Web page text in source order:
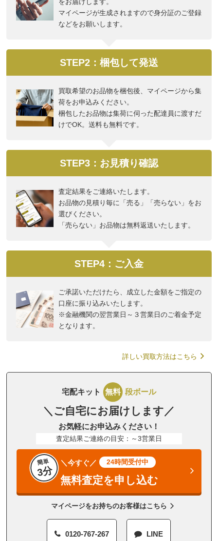
マイページが生成されますので身分証のご登録
などをお願いします。
STEP2：梱包して発送
買取希望のお品物を梱包後、マイページから集
荷をお申込みください。
梱包したお品物は集荷に伺った配達員に渡すだ
けでOK。送料も無料です。
STEP3：お見積り確認
査定結果をご連絡いたします。
お品物の見積り毎に「売る」「売らない」をお
選びください。
「売らない」お品物は無料返送いたします。
STEP4：ご入金
ご承諾いただけたら、成立した金額をご指定の
口座に振り込みいたします。
※金融機関の翌営業日～３営業日のご着金予定
となります。
詳しい買取方法はこちら
宅配キット 無料 段ボール
＼ご自宅にお届けします／
お気軽にお申込みください！
査定結果ご連絡の目安：～3営業日
簡単
3分
＼今すぐ／ 24時間受付中
無料査定を申し込む
マイページをお持ちのお客様はこちら
0120-767-267 LINE